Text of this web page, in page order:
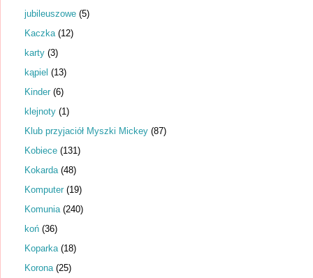
jubileuszowe (5)
Kaczka (12)
karty (3)
kąpiel (13)
Kinder (6)
klejnoty (1)
Klub przyjaciół Myszki Mickey (87)
Kobiece (131)
Kokarda (48)
Komputer (19)
Komunia (240)
koń (36)
Koparka (18)
Korona (25)